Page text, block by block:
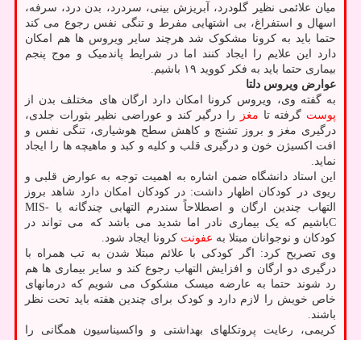
میان علائمی نظیر گلودرد، آبریزش بینی، سردرد، بدن درد، سرفه،
اسهال و استفراغ، بی اشتهایی مفرط و تنگی نفس رجوع می کند
حتما باید به کرونا مشکوک شد هرچند سایر ویروس ها هم امکان
دارد این علایم را ایجاد کنند اما در شرایط پاندمیک و موج پنجم
بیماری حتما باید به فکر کووید ۱۹ باشیم.
عوارض ویروس دلتا
به گفته وی، ویروس کرونا امکان دارد ارگان های مختلف بدن از
پوست گرفته تا مغز
را درگیر کند و عوراضی نظیر بثورات جلدی،
درگیری مغز و بروز تشنج و کاهش سطح هوشیاری، تنگی نفس و
افت اکسیژن خون و درگیری قلب و کلیه و کبد و ماهیچه ها را ایجاد
نماید.
این استاد دانشگاه ضمن اشاره به اهمیت توجه به عوارض قلبی و
ریوی در کودکان اظهار داشت: در کودکان امکان دارد شاهد بروز
التهاب چندین ارگان و اصطلاحاً سندرم التهابی چندگانه یا MIS-
Cباشیم که یک بیماری نادر اما شدید می باشد که می تواند در
کودکان و نوجوانان مبتلا به عفونت کرونا ایجاد شود.
وی تصریح کرد: اگر کودکی با علائم مبتلا شدن به تب همراه با
درگیری دو ارگان و افزایش التهاب رجوع کند و سایر بیماری ها هم
رد شوند حتما به عارضه میسک مشکوک می شویم که درمانهای
خاص خویش را لازم دارد و کودک برای چندین هفته باید تحت نظر
باشند.
کریمی، رعایت پروتکلهای بهداشتی و واکسیناسیون همگانی را